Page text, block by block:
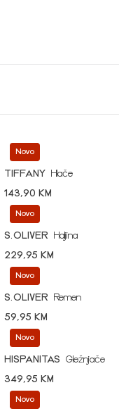
Novo
TIFFANY
Hlače
143,90 KM
Novo
S.OLIVER
Haljina
229,95 KM
Novo
S.OLIVER
Remen
59,95 KM
Novo
HISPANITAS
Gležnjače
349,95 KM
Novo